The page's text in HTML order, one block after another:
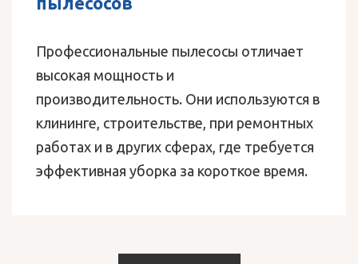
Профессиональные пылесосы отличает
высокая мощность и
производительность. Они используются в
клининге, строительстве, при ремонтных
работах и в других сферах, где требуется
эффективная уборка за короткое время.